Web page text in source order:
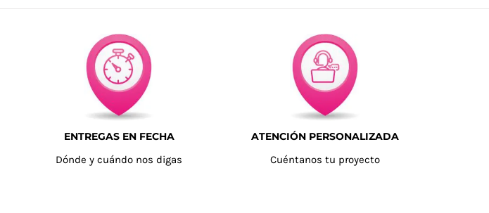
ENTREGAS EN FECHA
Dónde y cuándo nos digas
ATENCIÓN PERSONALIZADA
Cuéntanos tu proyecto